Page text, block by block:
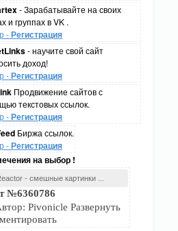
- Зарабатывайте на своих
и группах в VK .
-Регистрация
- научите свой сайт
доход!
-Регистрация
Продвижение сайтов с
текстовых ссылок.
-Регистрация
Биржа ссылок.
-Регистрация
на выбор !
- смешные картинки ...
№6360786
Pivonicle Развернуть